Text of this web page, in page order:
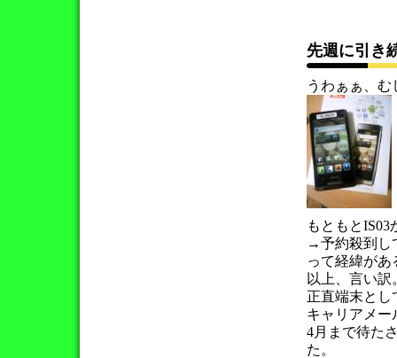
先週に引き
うわぁぁ、
もともと
→予約殺到し
って経緯があ
以上、言い訳
正直端末とし
キャリアメー
4月まで待た
た。